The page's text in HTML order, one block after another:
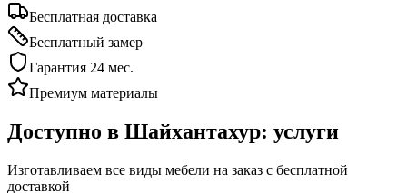
Бесплатная доставка
Бесплатный замер
Гарантия 24 мес.
Премиум материалы
Доступно в Шайхантахур: услуги
Изготавливаем все виды мебели на заказ с бесплатной
доставкой